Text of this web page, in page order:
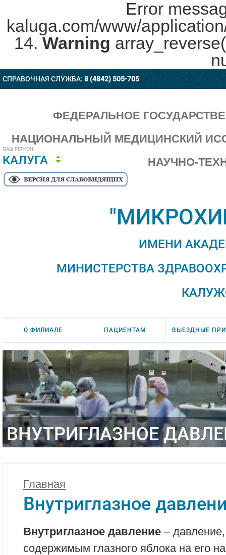
Error
kaluga.com/www/
14. Warning
СПРАВОЧНАЯ СЛУЖБА: 8 (4842) 505-705
ВАШ РЕГИОН:
КАЛУГА
ФЕДЕРАЛЬНОЕ
НАЦИОНАЛЬНЫЙ МЕДИЦИНСКИЙ
НАУЧНО-
ИМЕНИ
МИНИСТЕРСТВА
О ФИЛИАЛЕ ПАЦИЕНТАМ ВЫЕЗДНЫЕ
ВНУТРИГЛАЗНОЕ
Главная
Внутриглазное
Внутриглазное давление –
содержимым глазного яблока на его